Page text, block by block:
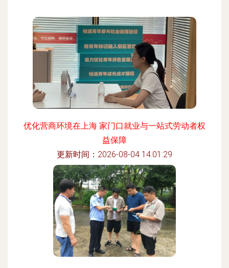
优化营商环境在上海 家门口就业与一站式劳动者权
益保障
更新时间：2026-08-04 14:01:29